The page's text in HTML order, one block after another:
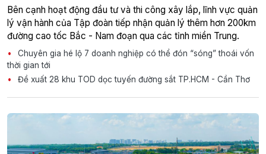
Bên cạnh hoạt động đầu tư và thi công xây lắp, lĩnh vực quản
lý vận hành của Tập đoàn tiếp nhận quản lý thêm hơn 200km
đường cao tốc Bắc - Nam đoạn qua các tỉnh miền Trung.
Chuyên gia hé lộ 7 doanh nghiệp có thể đón “sóng” thoái vốn
thời gian tới
Đề xuất 28 khu TOD dọc tuyến đường sắt TP.HCM - Cần Thơ